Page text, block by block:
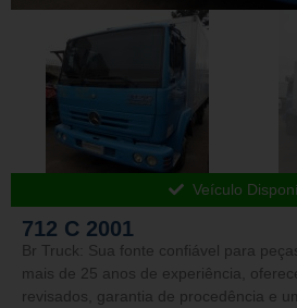
Veículo
712 C 2001
Br Truck: Sua fonte confiável para
mais de 25 anos de experiência,
revisados, garantia de procedência e